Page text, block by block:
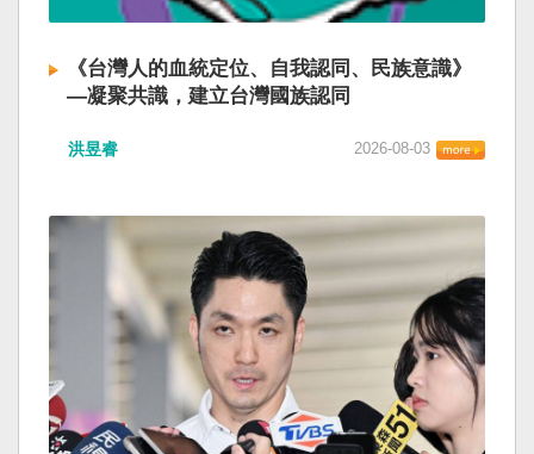
《台灣人的血統定位、自我認同、民族意識》
—凝聚共識，建立台灣國族認同
洪昱睿 2026-08-03